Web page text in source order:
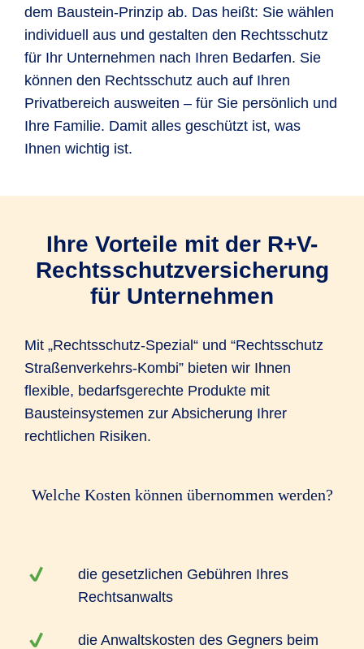
dem Baustein-Prinzip ab. Das heißt: Sie wählen
individuell aus und gestalten den Rechtsschutz
für Ihr Unternehmen nach Ihren Bedarfen. Sie
können den Rechtsschutz auch auf Ihren
Privatbereich ausweiten – für Sie persönlich und
Ihre Familie. Damit alles geschützt ist, was
Ihnen wichtig ist.
Ihre Vorteile mit der R+V-
Rechtsschutzversicherung
für Unternehmen
Mit „Rechtsschutz-Spezial“ und “Rechtsschutz
Straßenverkehrs-Kombi” bieten wir Ihnen
flexible, bedarfsgerechte Produkte mit
Bausteinsystemen zur Absicherung Ihrer
rechtlichen Risiken.
Welche Kosten können übernommen werden?
die gesetzlichen Gebühren Ihres
Rechtsanwalts
die Anwaltskosten des Gegners beim